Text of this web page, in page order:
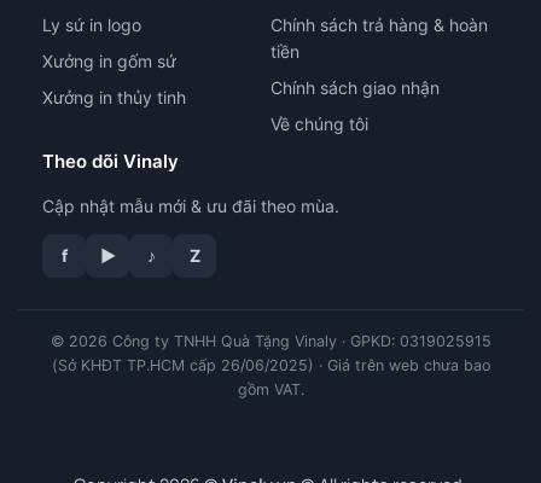
Ly sứ in logo
Xưởng in gốm sứ
Xưởng in thủy tinh
Chính sách trả hàng & hoàn
tiền
Chính sách giao nhận
Về chúng tôi
Theo dõi Vinaly
Cập nhật mẫu mới & ưu đãi theo mùa.
f ▶ ♪ Z
© 2026 Công ty TNHH Quà Tặng Vinaly · GPKD: 0319025915
(Sở KHĐT TP.HCM cấp 26/06/2025) · Giá trên web chưa bao
gồm VAT.
tư vấn công nghệ in